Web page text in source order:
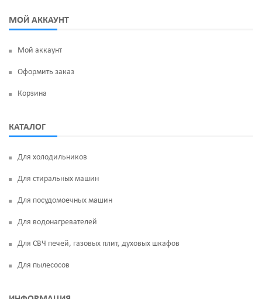
МОЙ АККАУНТ
Мой аккаунт
Оформить заказ
Корзина
КАТАЛОГ
Для холодильников
Для стиральных машин
Для посудомоечных машин
Для водонагревателей
Для СВЧ печей, газовых плит, духовых шкафов
Для пылесосов